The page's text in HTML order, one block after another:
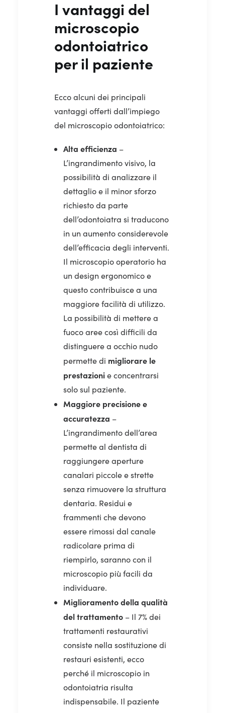
I vantaggi del
microscopio
odontoiatrico
per il paziente
Ecco alcuni dei principali
vantaggi offerti dall’impiego
del microscopio odontoiatrico:
Alta efficienza –
L’ingrandimento visivo, la
possibilità di analizzare il
dettaglio e il minor sforzo
richiesto da parte
dell’odontoiatra si traducono
in un aumento considerevole
dell’efficacia degli interventi.
Il microscopio operatorio ha
un design ergonomico e
questo contribuisce a una
maggiore facilità di utilizzo.
La possibilità di mettere a
fuoco aree così difficili da
distinguere a occhio nudo
permette di migliorare le
prestazionie concentrarsi
solo sul paziente.
Maggiore precisione e
accuratezza –
L’ingrandimento dell’area
permette al dentista di
raggiungere aperture
canalari piccole e strette
senza rimuovere la struttura
dentaria. Residui e
frammenti che devono
essere rimossi dal canale
radicolare prima di
riempirlo, saranno con il
microscopio più facili da
individuare.
Miglioramento della qualità
del trattamento – Il 7% dei
trattamenti restaurativi
consiste nella sostituzione di
restauri esistenti, ecco
perché il microscopio in
odontoiatria risulta
indispensabile. Il paziente